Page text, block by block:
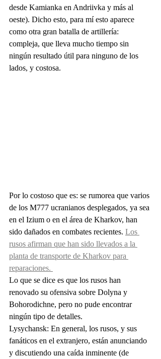
desde Kamianka en Andriivka y más al
oeste). Dicho esto, para mí esto aparece
como otra gran batalla de artillería:
compleja, que lleva mucho tiempo sin
ningún resultado útil para ninguno de los
lados, y costosa.
Por lo costoso que es: se rumorea que varios
de los M777 ucranianos desplegados, ya sea
en el Izium o en el área de Kharkov, han
sido dañados en combates recientes. Los
rusos afirman que han sido llevados a la
planta de transporte de Kharkov para
reparaciones.
Lo que se dice es que los rusos han
renovado su ofensiva sobre Dolyna y
Bohorodichne, pero no pude encontrar
ningún tipo de detalles.
Lysychansk: En general, los rusos, y sus
fanáticos en el extranjero, están anunciando
y discutiendo una caída inminente (de